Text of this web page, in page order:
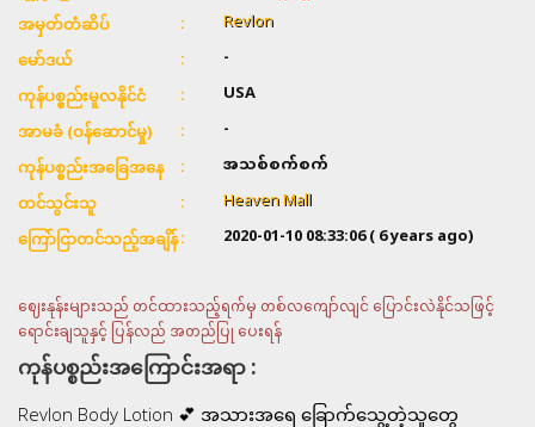
အမှတ်တံဆိပ်
Revlon
မော်ဒယ် -
ကုန်ပစ္စည်းမူလနိုင်ငံ USA
အာမခံ (ဝန်ဆောင်မှု) -
ကုန်ပစ္စည်းအခြေအနေ အသစ်စက်စက်
တင်သွင်းသူ Heaven Mall
ကြော်ငြာတင်သည့်အချိန် 2020-01-10 08:33:06( 6 years ago)
ဈေးနုန်းများသည် တင်ထားသည့်ရက်မှ တစ်လကျော်လျင် ပြောင်းလဲနိုင်သဖြင့်
ရောင်းချသူနှင့် ပြန်လည် အတည်ပြု ပေးရန်
ကုန်ပစ္စည်းအကြောင်းအရာ :
Revlon Body Lotion 💕 အသားအရေ ခြောက်သွေ့တဲ့သူတွေ